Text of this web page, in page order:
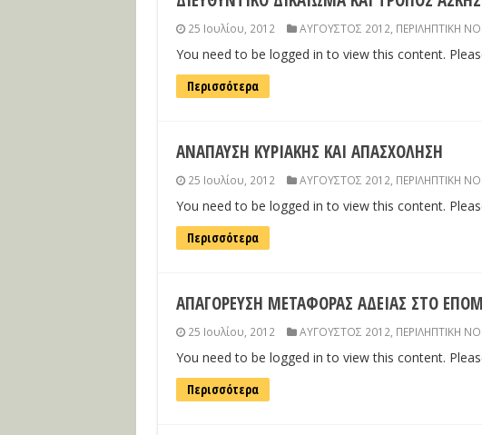
25 Ιουλίου, 2012 ΑΥΓΟΥΣΤΟΣ 2012 ΠΕΡΙΛΗΠΤΙΚΗ
You need to be logged in to view this content.
Περισσότερα
ΑΝΑΠΑΥΣΗ ΚΥΡΙΑΚΗΣ ΚΑΙ ΑΠΑΣΧΟΛΗΣΗ
25 Ιουλίου, 2012 ΑΥΓΟΥΣΤΟΣ 2012 ΠΕΡΙΛΗΠΤΙΚΗ
You need to be logged in to view this content.
Περισσότερα
ΑΠΑΓΟΡΕΥΣΗ ΜΕΤΑΦΟΡΑΣ ΑΔΕΙΑΣ ΣΤΟ
25 Ιουλίου, 2012 ΑΥΓΟΥΣΤΟΣ 2012 ΠΕΡΙΛΗΠΤΙΚΗ
You need to be logged in to view this content.
Περισσότερα